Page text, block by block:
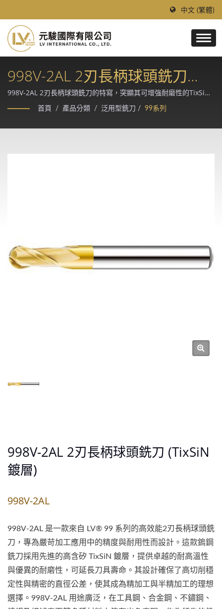
中文 (繁體)
998V-2AL 2刃長柄球頭銑刀
(TixSiN鍍層)
998V-2AL 2刃長柄球頭銑刀的特寫，突顯其可增強耐磨性的TixSiN
鍍層。 / 創立於 1997 年的台灣領導鎢鋼刀具廠，採德、日進口優質
鎢鋼棒材與 Makino、Rollomatic、ANCA CNC 磨床精製，提供模
首頁 / 產品分類 / 泛用型銑刀 / 99系列
998V-2AL 2刃長柄球頭銑刀 (TixSiN
鍍層)
998V-2AL
998V-2AL 是一款來自 LV® 99 系列的高效能2刃長柄球頭銑
刀，專為嚴苛加工應用中的精度與耐用性而設計。這款鎢鋼
銑刀採用先進的高含矽 TixSiN 鍍層，提供卓越的耐高溫性
與優異的耐磨性，可延長刀具壽命。其設計確保了高切削穩
定性與精密的直徑公差，使其成為精加工與半精加工的理想
選擇。998V-2AL 用途廣泛，在工具鋼、合金鋼、不鏽鋼、